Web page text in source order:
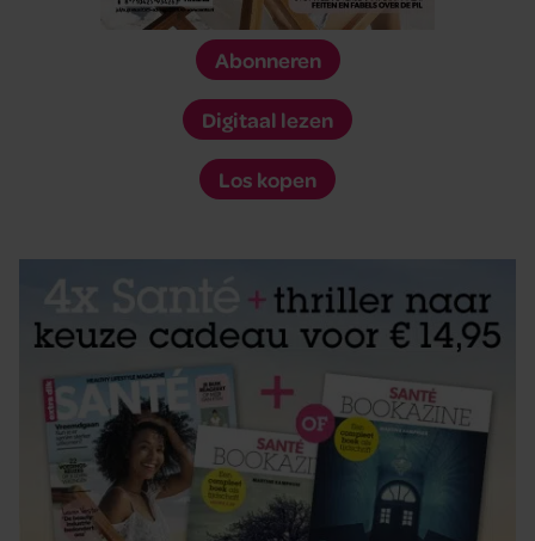
Abonneren
Digitaal lezen
Los kopen